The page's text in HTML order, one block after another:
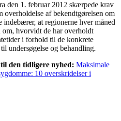
den 1. februar 2012 skærpede krav
overholdelse af bekendtgørelsen om
indebærer, at regionerne hver måned
om, hvorvidt de har overholdt
i forhold til de konkrete
undersøgelse og behandling.
den tidligere nyhed: Maksimale
10 overskridelser i